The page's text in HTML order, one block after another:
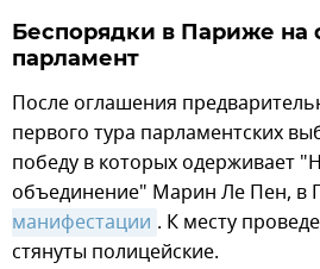
Беспорядки в Париже на
парламент
После оглашения
первого тура парламентских
победу в которых одерживает
объединение" Марин Ле Пен, в
манифестации . К месту
стянуты полицейские.